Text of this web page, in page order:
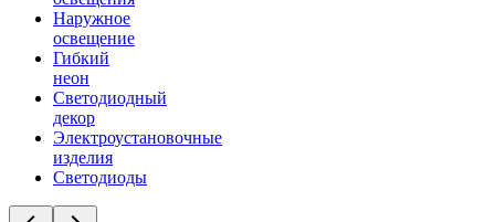
Наружное
освещение
Гибкий
неон
Светодиодный
декор
Электроустановочные
изделия
Светодиоды